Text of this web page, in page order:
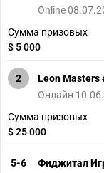
Online
Сумма призовых
$ 5 000
2
Leon Masters
Онлайн
Сумма призовых
$ 25 000
5-6
Фиджитал